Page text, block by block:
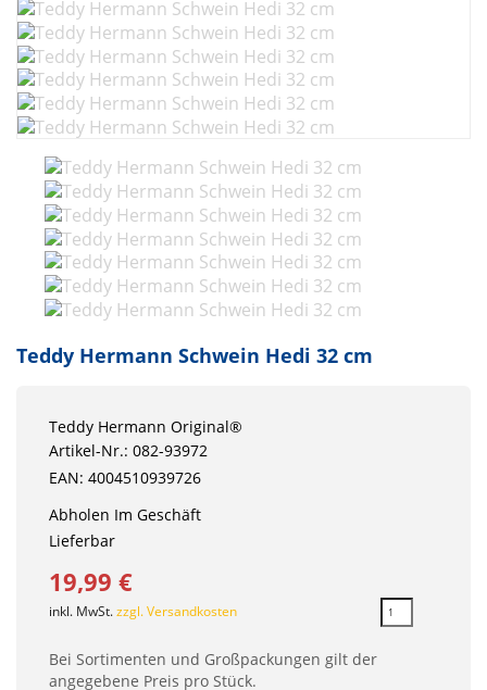
Teddy Hermann Schwein Hedi 32 cm
Teddy Hermann Original®
Artikel-Nr.: 082-93972
EAN: 4004510939726
Abholen Im Geschäft
Lieferbar
19,99 €
inkl. MwSt.zzgl. Versandkosten
Bei Sortimenten und Großpackungen gilt der
angegebene Preis pro Stück.